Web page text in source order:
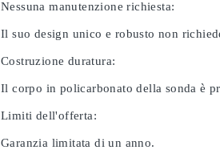
Nessuna manutenzione richiesta:
Il suo design unico e robusto non
Costruzione duratura:
Il corpo in policarbonato della sonda è
Limiti dell'offerta:
Garanzia limitata di un anno.